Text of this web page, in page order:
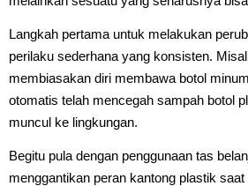
Langkah pertama untuk melakukan
perilaku sederhana yang konsisten.
membiasakan diri membawa botol
otomatis telah mencegah sampah botol
muncul ke lingkungan.
Begitu pula dengan penggunaan tas
menggantikan peran kantong plastik saat